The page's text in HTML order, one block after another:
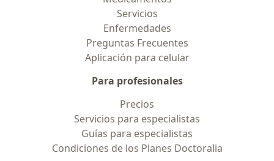
Servicios
Enfermedades
Preguntas Frecuentes
Aplicación para celular
Para profesionales
Precios
Servicios para especialistas
Guías para especialistas
Condiciones de los Planes Doctoralia